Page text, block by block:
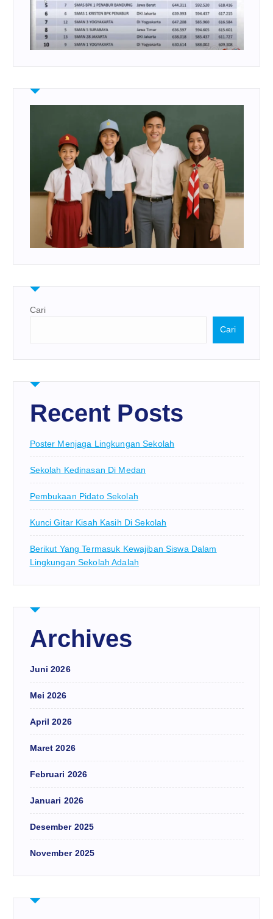
Cari
Cari
Recent Posts
Poster Menjaga Lingkungan Sekolah
Sekolah Kedinasan Di Medan
Pembukaan Pidato Sekolah
Kunci Gitar Kisah Kasih Di Sekolah
Berikut Yang Termasuk Kewajiban Siswa Dalam
Lingkungan Sekolah Adalah
Archives
Juni 2026
Mei 2026
April 2026
Maret 2026
Februari 2026
Januari 2026
Desember 2025
November 2025